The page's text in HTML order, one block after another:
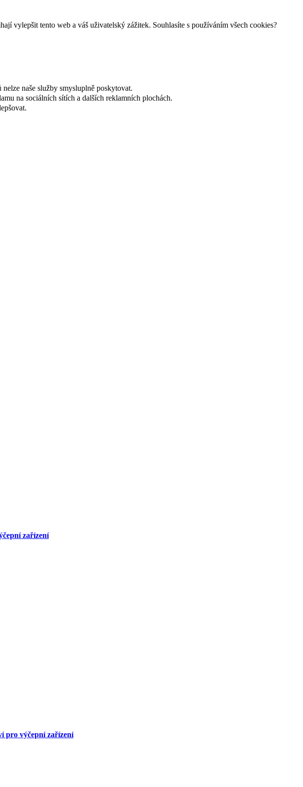
vylepšit tento web a váš uživatelský zážitek. Souhlasíte s používáním všech cookies?
naše služby smysluplně poskytovat.
na sociálních sítích a dalších reklamních plochách.
zařízení
pro výčepní zařízení